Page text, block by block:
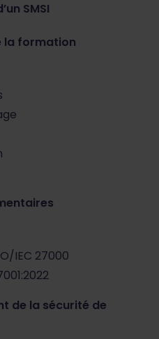
SMSI
la formation
IEC 27000
de la sécurité de